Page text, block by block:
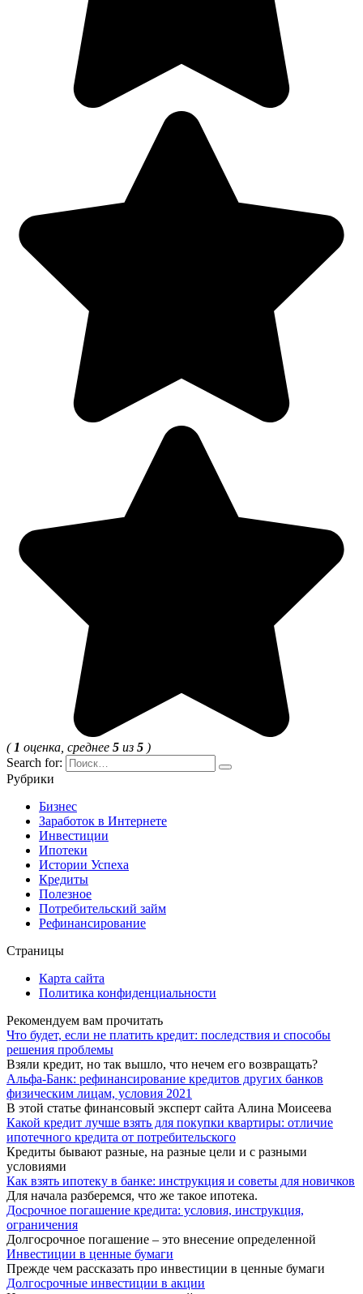
(1 оценка, среднее 5 из 5 )
Search for:
Рубрики
Бизнес
Заработок в Интернете
Инвестиции
Ипотеки
Истории Успеха
Кредиты
Полезное
Потребительский займ
Рефинансирование
Страницы
Карта сайта
Политика конфиденциальности
Рекомендуем вам прочитать
Что будет, если не платить кредит: последствия и способы
решения проблемы
Взяли кредит, но так вышло, что нечем его возвращать?
Альфа-Банк: рефинансирование кредитов других банков
физическим лицам, условия 2021
В этой статье финансовый эксперт сайта Алина Моисеева
Какой кредит лучше взять для покупки квартиры: отличие
ипотечного кредита от потребительского
Кредиты бывают разные, на разные цели и с разными
условиями
Как взять ипотеку в банке: инструкция и советы для новичков
Для начала разберемся, что же такое ипотека.
Досрочное погашение кредита: условия, инструкция,
ограничения
Долгосрочное погашение – это внесение определенной
Инвестиции в ценные бумаги
Прежде чем рассказать про инвестиции в ценные бумаги
Долгосрочные инвестиции в акции